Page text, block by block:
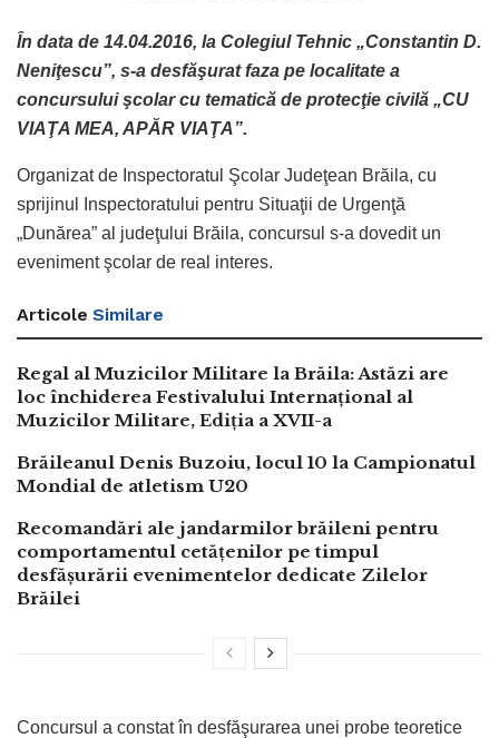
În data de 14.04.2016, la Colegiul Tehnic „Constantin D.
Neniţescu”, s-a desfăşurat faza pe localitate a
concursului şcolar cu tematică de protecţie civilă „CU
VIAŢA MEA, APĂR VIAŢA”.
Organizat de Inspectoratul Şcolar Judeţean Brăila, cu
sprijinul Inspectoratului pentru Situaţii de Urgenţă
„Dunărea” al judeţului Brăila, concursul s-a dovedit un
eveniment şcolar de real interes.
Articole Similare
Regal al Muzicilor Militare la Brăila: Astăzi are
loc închiderea Festivalului Internațional al
Muzicilor Militare, Ediția a XVII-a
Brăileanul Denis Buzoiu, locul 10 la Campionatul
Mondial de atletism U20
Recomandări ale jandarmilor brăileni pentru
comportamentul cetățenilor pe timpul
desfășurării evenimentelor dedicate Zilelor
Brăilei
Concursul a constat în desfăşurarea unei probe teoretice